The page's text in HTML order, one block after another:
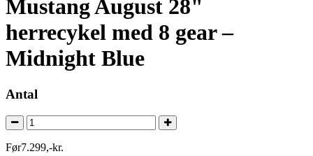
Mustang August 28"
herrecykel med 8 gear –
Midnight Blue
Antal
Før7.299,-kr.